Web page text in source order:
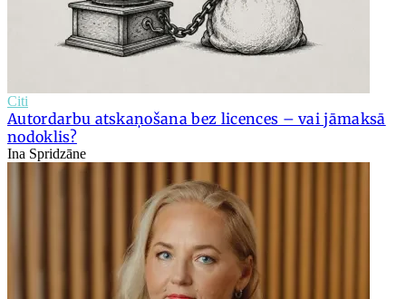
Citi
Autordarbu atskaņošana bez licences – vai jāmaksā
nodoklis?
Ina Spridzāne